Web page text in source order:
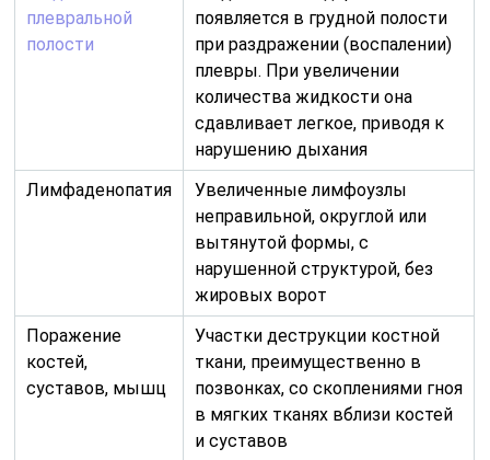
плевральной
полости
появляется в грудной полости
при раздражении (воспалении)
плевры. При увеличении
количества жидкости она
сдавливает легкое, приводя к
нарушению дыхания
Лимфаденопатия
Увеличенные лимфоузлы
неправильной, округлой или
вытянутой формы, с
нарушенной структурой, без
жировых ворот
Поражение
костей,
суставов, мышц
Участки деструкции костной
ткани, преимущественно в
позвонках, со скоплениями гноя
в мягких тканях вблизи костей
и суставов